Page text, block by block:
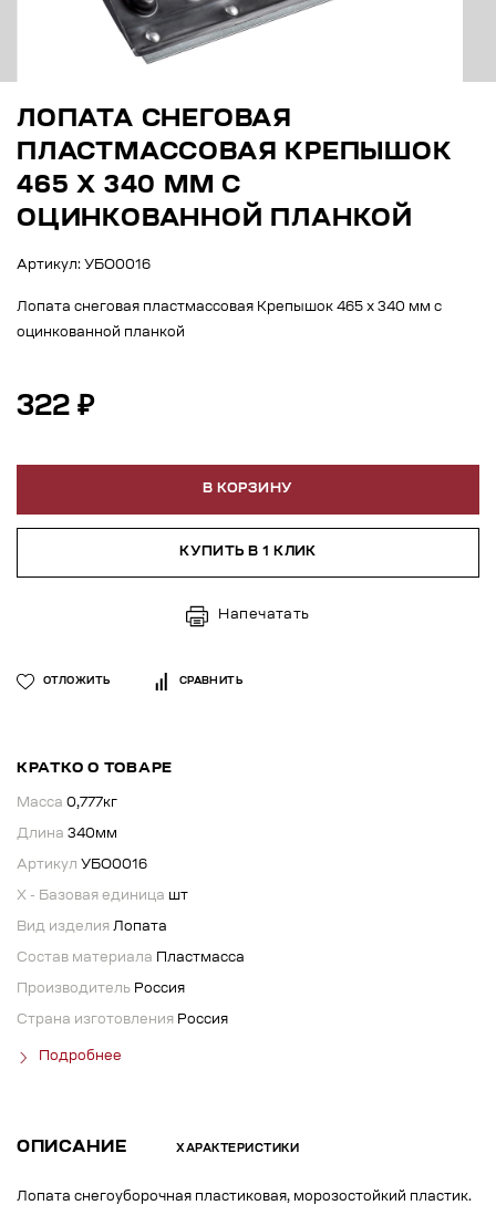
ЛОПАТА СНЕГОВАЯ
ПЛАСТМАССОВАЯ КРЕПЫШОК
465 Х 340 ММ С
ОЦИНКОВАННОЙ ПЛАНКОЙ
Артикул: УБО0016
Лопата снеговая пластмассовая Крепышок 465 х 340 мм с
оцинкованной планкой
322 ₽
В КОРЗИНУ
КУПИТЬ В 1 КЛИК
Напечатать
ОТЛОЖИТЬ СРАВНИТЬ
КРАТКО О ТОВАРЕ
Масса 0,777кг
Длина 340мм
Артикул УБО0016
X - Базовая единица шт
Вид изделия Лопата
Состав материала Пластмасса
Производитель Россия
Страна изготовления Россия
Подробнее
ОПИСАНИЕ ХАРАКТЕРИСТИКИ
Лопата снегоуборочная пластиковая, морозостойкий пластик.